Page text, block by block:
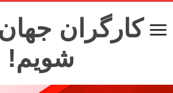
کارگران
شویم!